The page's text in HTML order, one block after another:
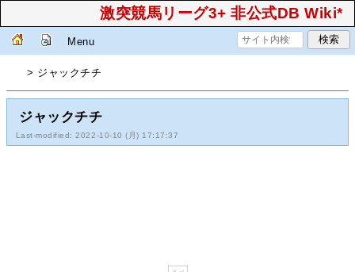
激突競馬リーグ3+ 非公式DB Wiki*
Menu
> ジャックチチ
ジャックチチ
Last-modified: 2022-10-10 (月) 17:17:37